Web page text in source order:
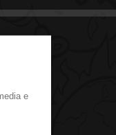
e